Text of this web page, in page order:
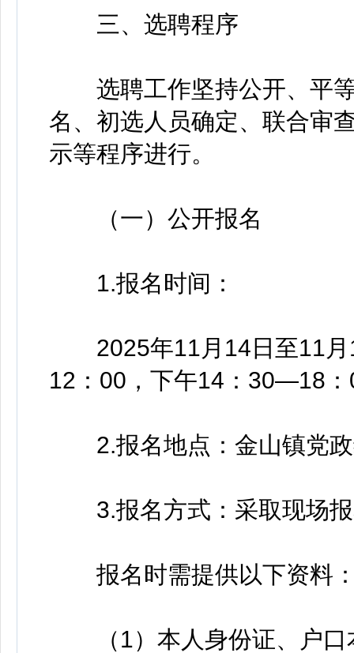
三、选聘程序
选聘工作坚持公开、平等
名、初选人员确定、联合审
示等程序进行。
（一）公开报名
1.报名时间：
2025年11月14日至11月
12：00，下午14：30—18：
2.报名地点：金山镇党政
3.报名方式：采取现场报
报名时需提供以下资料
（1）本人身份证、户口